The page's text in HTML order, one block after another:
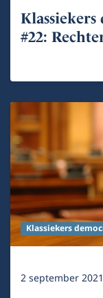
Klassiekers
#22:
Klassiekers
2 september 2021